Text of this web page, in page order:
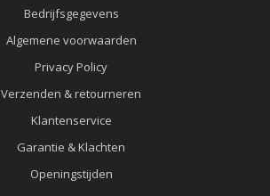
Bedrijfsgegevens
Algemene voorwaarden
Privacy Policy
Verzenden & retourneren
Klantenservice
Garantie & Klachten
Openingstijden